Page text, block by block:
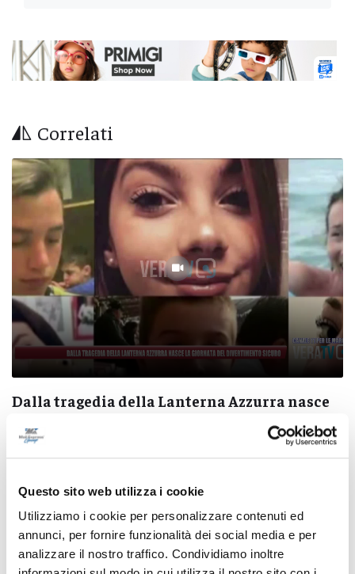
Questo sito web utilizza i cookie
Utilizziamo i cookie per personalizzare contenuti ed
annunci, per fornire funzionalità dei social media e per
analizzare il nostro traffico. Condividiamo inoltre
Correlati
Dalla tragedia della Lanterna Azzurra nasce
05/08/2026
Pubblicità